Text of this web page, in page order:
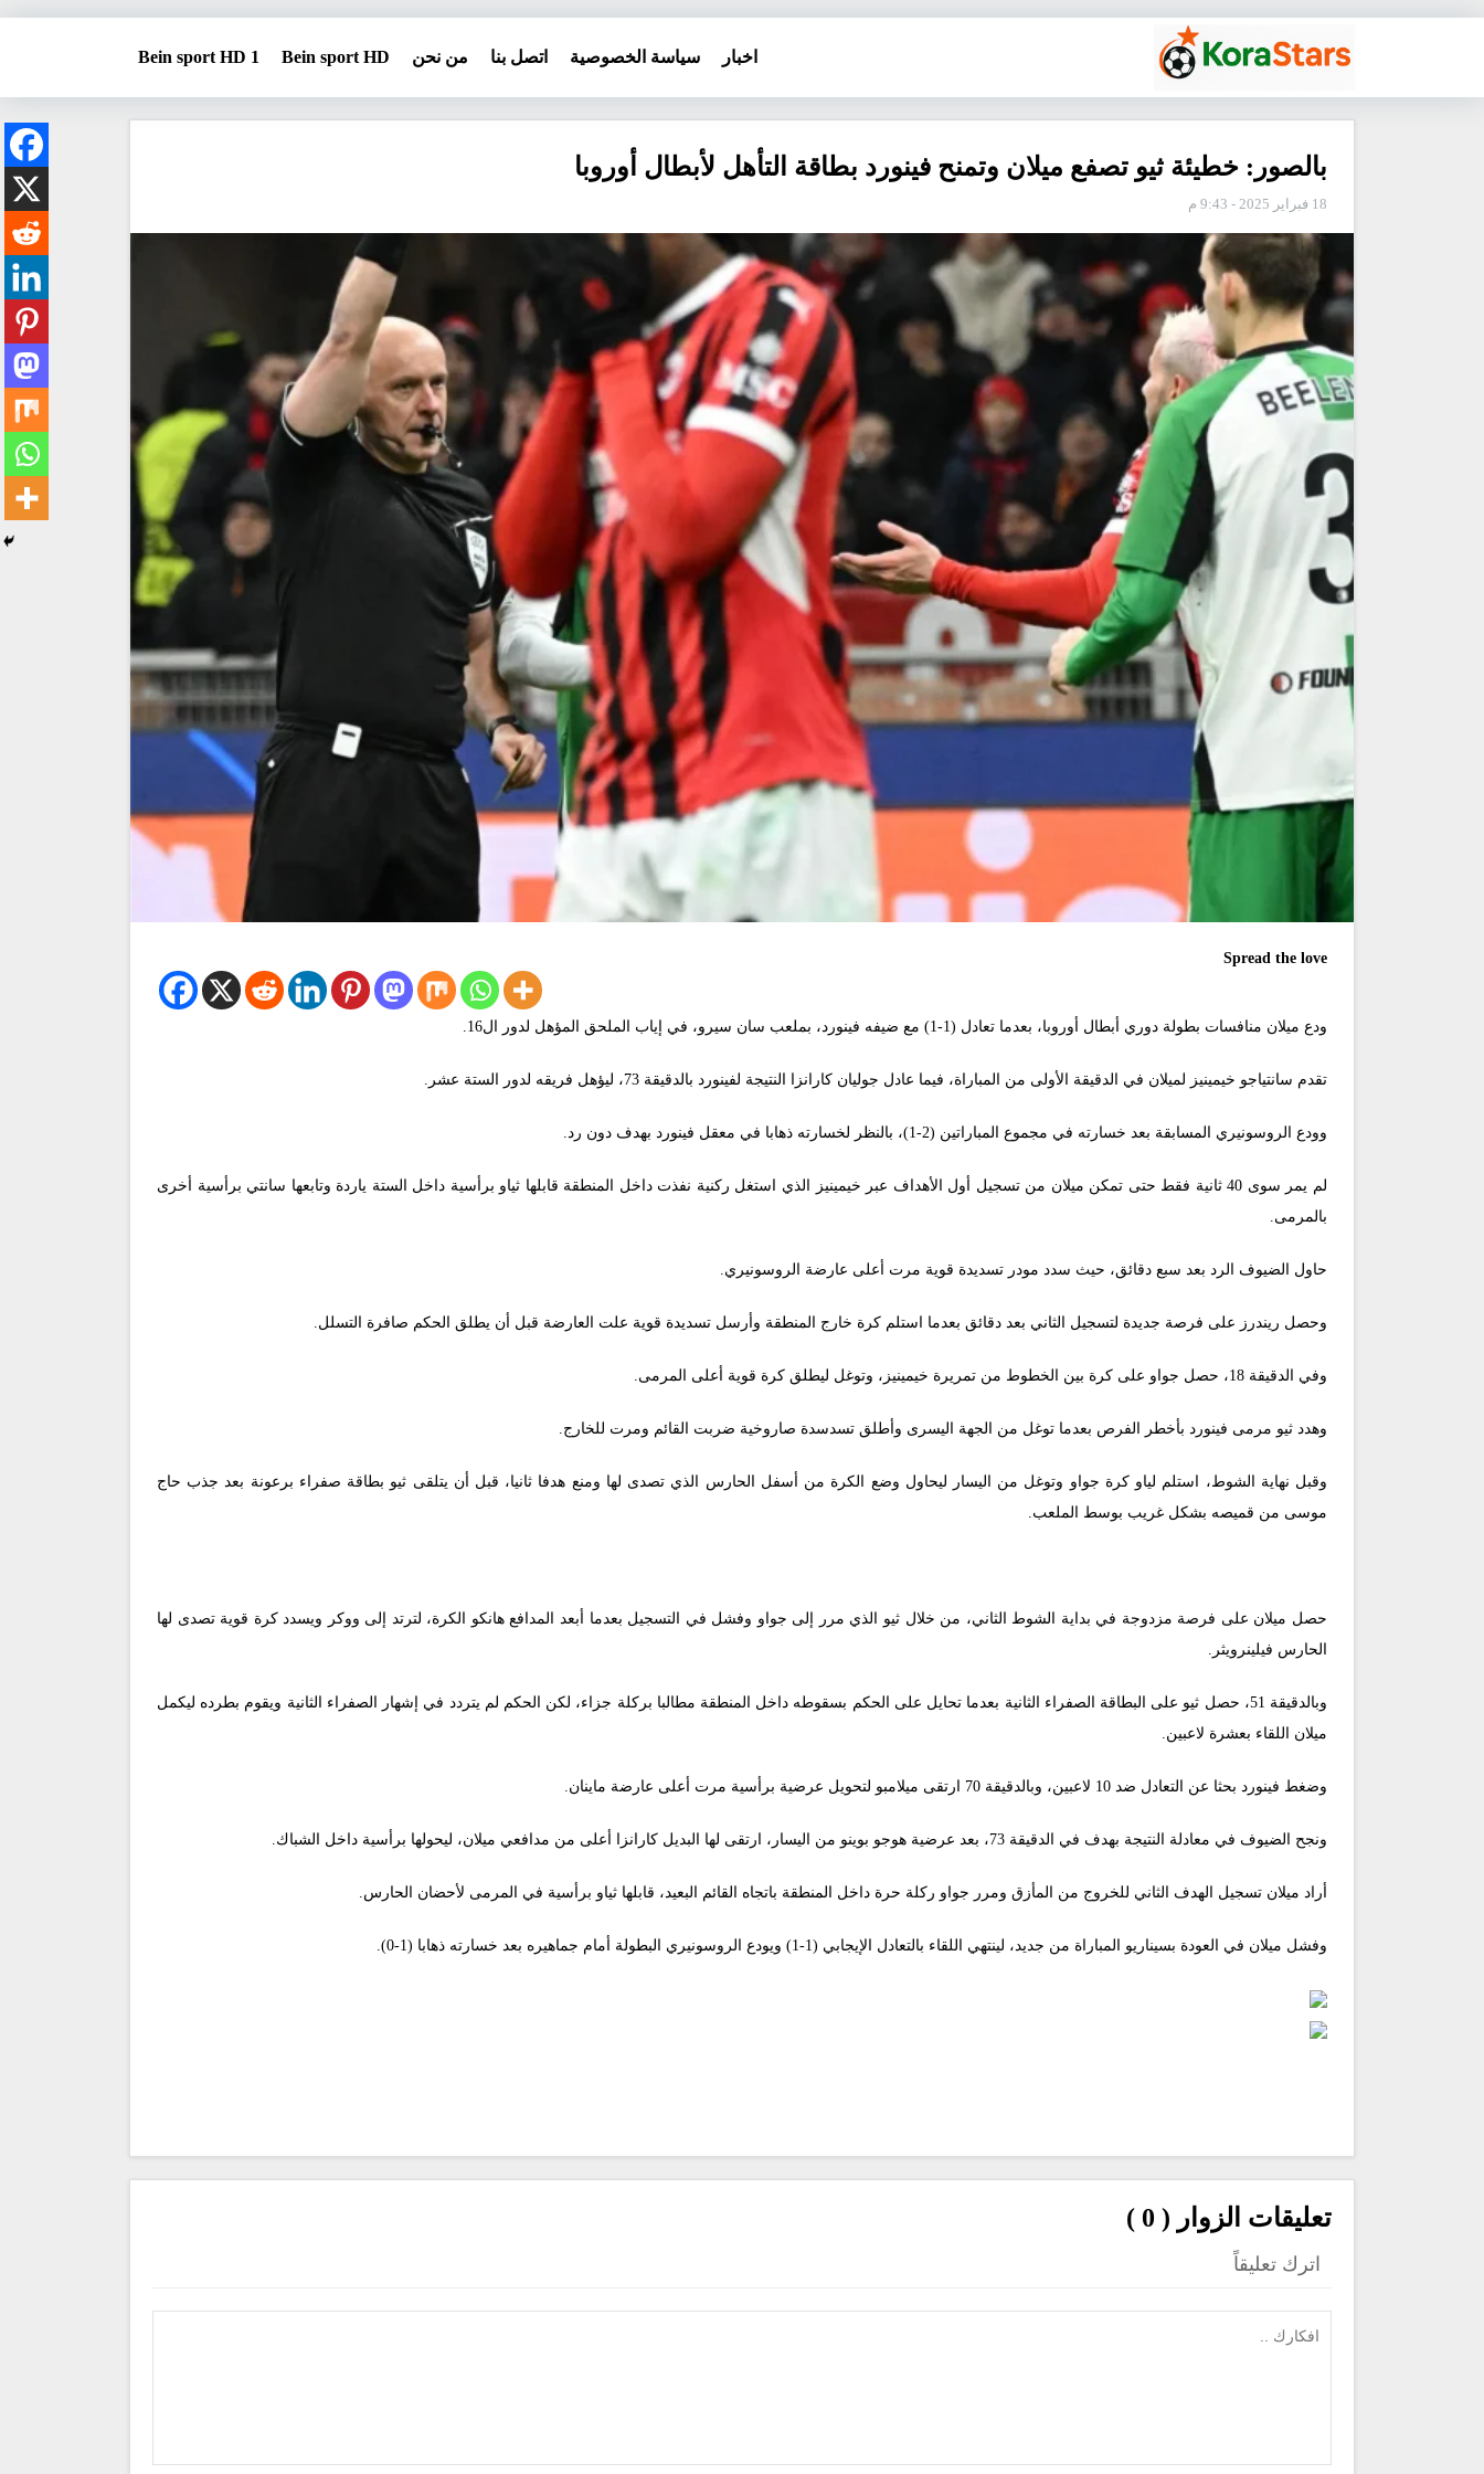
اخبار سياسة الخصوصية اتصل بنا من نحن Bein sport HD
Bein sport HD 1
بالصور: خطيئة ثيو تصفع ميلان وتمنح فينورد بطاقة التأهل لأبطال أوروبا
18 فبراير 2025 - 9:43 م
Spread the love
ودع ميلان منافسات بطولة دوري أبطال أوروبا، بعدما تعادل (1-1) مع ضيفه فينورد، بملعب سان سيرو، في إياب الملحق المؤهل لدور ال16.
تقدم سانتياجو خيمينيز لميلان في الدقيقة الأولى من المباراة، فيما عادل جوليان كارانزا النتيجة لفينورد بالدقيقة 73، ليؤهل فريقه لدور الستة عشر.
وودع الروسونيري المسابقة بعد خسارته في مجموع المباراتين (2-1)، بالنظر لخسارته ذهابا في معقل فينورد بهدف دون رد.
لم يمر سوى 40 ثانية فقط حتى تمكن ميلان من تسجيل أول الأهداف عبر خيمينيز الذي استغل ركنية نفذت داخل المنطقة قابلها ثياو برأسية داخل الستة ياردة وتابعها سانتي برأسية أخرى
بالمرمى.
حاول الضيوف الرد بعد سبع دقائق، حيث سدد مودر تسديدة قوية مرت أعلى عارضة الروسونيري.
وحصل ريندرز على فرصة جديدة لتسجيل الثاني بعد دقائق بعدما استلم كرة خارج المنطقة وأرسل تسديدة قوية علت العارضة قبل أن يطلق الحكم صافرة التسلل.
وفي الدقيقة 18، حصل جواو على كرة بين الخطوط من تمريرة خيمينيز، وتوغل ليطلق كرة قوية أعلى المرمى.
وهدد ثيو مرمى فينورد بأخطر الفرص بعدما توغل من الجهة اليسرى وأطلق تسدسدة صاروخية ضربت القائم ومرت للخارج.
وقبل نهاية الشوط، استلم لياو كرة جواو وتوغل من اليسار ليحاول وضع الكرة من أسفل الحارس الذي تصدى لها ومنع هدفا ثانيا، قبل أن يتلقى ثيو بطاقة صفراء برعونة بعد جذب حاج
موسى من قميصه بشكل غريب بوسط الملعب.
حصل ميلان على فرصة مزدوجة في بداية الشوط الثاني، من خلال ثيو الذي مرر إلى جواو وفشل في التسجيل بعدما أبعد المدافع هانكو الكرة، لترتد إلى ووكر ويسدد كرة قوية تصدى لها
الحارس فيلينرويثر.
وبالدقيقة 51، حصل ثيو على البطاقة الصفراء الثانية بعدما تحايل على الحكم بسقوطه داخل المنطقة مطالبا بركلة جزاء، لكن الحكم لم يتردد في إشهار الصفراء الثانية ويقوم بطرده ليكمل
ميلان اللقاء بعشرة لاعبين.
وضغط فينورد بحثا عن التعادل ضد 10 لاعبين، وبالدقيقة 70 ارتقى ميلامبو لتحويل عرضية برأسية مرت أعلى عارضة ماينان.
ونجح الضيوف في معادلة النتيجة بهدف في الدقيقة 73، بعد عرضية هوجو بوينو من اليسار، ارتقى لها البديل كارانزا أعلى من مدافعي ميلان، ليحولها برأسية داخل الشباك.
أراد ميلان تسجيل الهدف الثاني للخروج من المأزق ومرر جواو ركلة حرة داخل المنطقة باتجاه القائم البعيد، قابلها ثياو برأسية في المرمى لأحضان الحارس.
وفشل ميلان في العودة بسيناريو المباراة من جديد، لينتهي اللقاء بالتعادل الإيجابي (1-1) ويودع الروسونيري البطولة أمام جماهيره بعد خسارته ذهابا (1-0).
تعليقات الزوار ( 0 )
اترك تعليقاً